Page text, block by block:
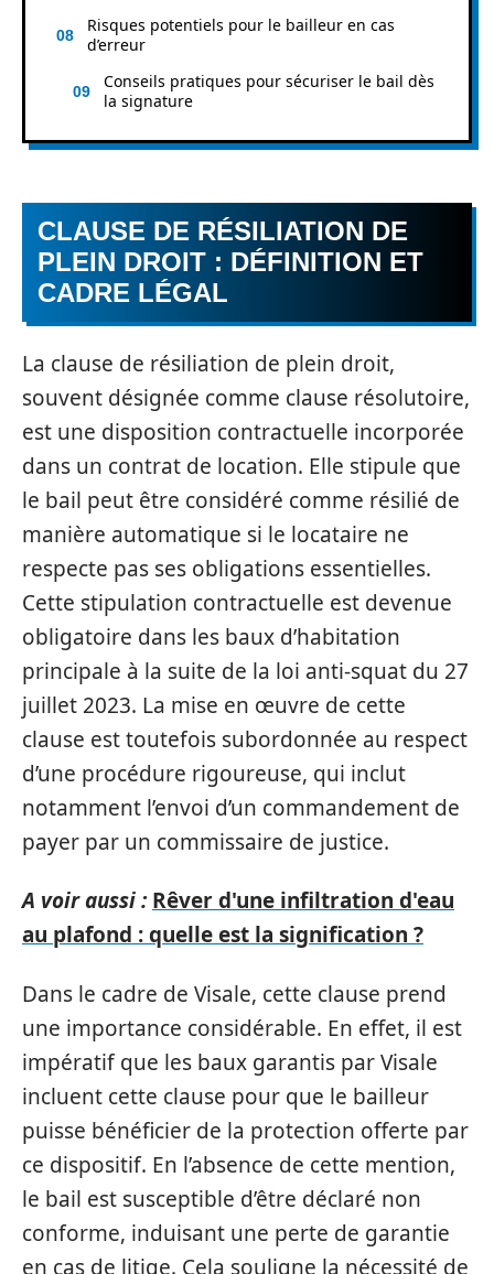
Risques potentiels pour le bailleur en cas
d’erreur
Conseils pratiques pour sécuriser le bail dès
la signature
CLAUSE DE RÉSILIATION DE
PLEIN DROIT : DÉFINITION ET
CADRE LÉGAL
La clause de résiliation de plein droit,
souvent désignée comme clause résolutoire,
est une disposition contractuelle incorporée
dans un contrat de location. Elle stipule que
le bail peut être considéré comme résilié de
manière automatique si le locataire ne
respecte pas ses obligations essentielles.
Cette stipulation contractuelle est devenue
obligatoire dans les baux d’habitation
principale à la suite de la loi anti-squat du 27
juillet 2023. La mise en œuvre de cette
clause est toutefois subordonnée au respect
d’une procédure rigoureuse, qui inclut
notamment l’envoi d’un commandement de
payer par un commissaire de justice.
A voir aussi : Rêver d'une infiltration d'eau
au plafond : quelle est la signification ?
Dans le cadre de Visale, cette clause prend
une importance considérable. En effet, il est
impératif que les baux garantis par Visale
incluent cette clause pour que le bailleur
puisse bénéficier de la protection offerte par
ce dispositif. En l’absence de cette mention,
le bail est susceptible d’être déclaré non
conforme, induisant une perte de garantie
en cas de litige. Cela souligne la nécessité de